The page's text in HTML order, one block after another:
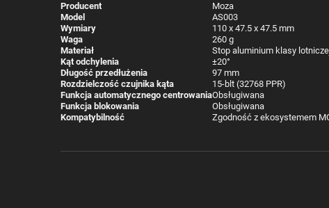
Producent
Moza
Model
AS003
Wymiary
110 x 47.5 x 47.5 mm
Waga
260 g
Materiał
Stop aluminium klasy
Kąt odchylenia
±20°
Długość przedłużenia
97 mm
Rozdzielczość czujnika kąta
15-blt (32768 PPR)
Funkcja automatycznego centrowaniaObsługiwana
Funkcja blokowania
Obsługiwana
Kompatybilność
Zgodność z ekosystemem